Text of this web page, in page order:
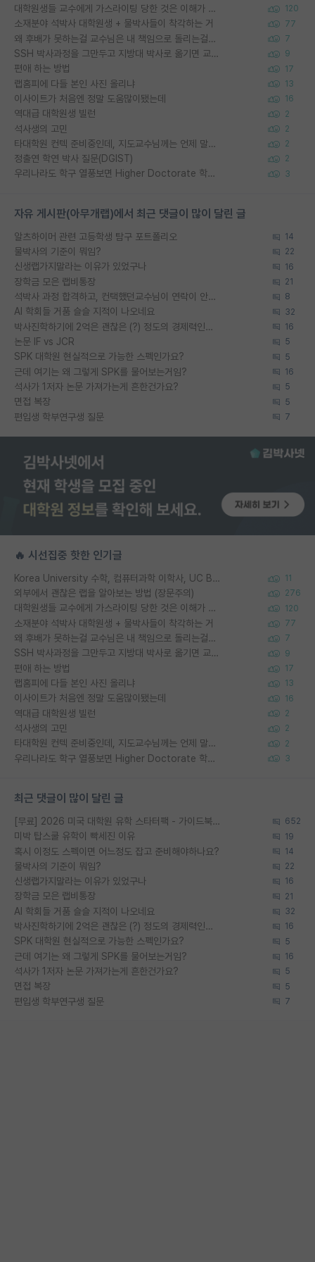
대학원생들 교수에게 가스라이팅 당한 것은 이해가 갑니다. 안타깝네요. 120
소재분야 석박사 대학원생 + 물박사들이 착각하는 거 77
왜 후배가 못하는걸 교수님은 내 책임으로 돌리는걸까요? 7
SSH 박사과정을 그만두고 지방대 박사로 옮기면 교수의 꿈은 끝일까요? 9
편애 하는 방법 17
랩홈피에 다들 본인 사진 올리냐 13
이사이트가 처음엔 정말 도움많이됐는데 16
역대급 대학원생 빌런 2
석사생의 고민 2
타대학원 컨텍 준비중인데, 지도교수님께는 언제 말씀드려야 할까요? 2
정출연 학연 박사 질문(DGIST) 2
우리나라도 학구 열풍보면 Higher Doctorate 학위가 필요하다고 봅니다. 3
자유 게시판(아무개랩)에서 최근 댓글이 많이 달린 글
알츠하이머 관련 고등학생 탐구 포트폴리오 14
물박사의 기준이 뭐임? 22
신생랩가지말라는 이유가 있었구나 16
장학금 모은 랩비통장 21
석박사 과정 합격하고, 컨택했던교수님이 연락이 안됩니다... 8
AI 학회들 거품 슬슬 지적이 나오네요 32
박사진학하기에 2억은 괜찮은 (?) 정도의 경제력인가요 16
논문 IF vs JCR 5
SPK 대학원 현실적으로 가능한 스펙인가요? 5
근데 여기는 왜 그렇게 SPK를 물어보는거임? 16
석사가 1저자 논문 가져가는게 흔한건가요? 5
면접 복장 5
편입생 학부연구생 질문 7
🔥 시선집중 핫한 인기글
Korea University 수학, 컴퓨터과학 이학사, UC Berkeley 산업공학 대학원 공학박사가 되는 것은 쉽지 않겠죠? 11
외부에서 괜찮은 랩을 알아보는 방법 (장문주의) 276
대학원생들 교수에게 가스라이팅 당한 것은 이해가 갑니다. 안타깝네요. 120
소재분야 석박사 대학원생 + 물박사들이 착각하는 거 77
왜 후배가 못하는걸 교수님은 내 책임으로 돌리는걸까요? 7
SSH 박사과정을 그만두고 지방대 박사로 옮기면 교수의 꿈은 끝일까요? 9
편애 하는 방법 17
랩홈피에 다들 본인 사진 올리냐 13
이사이트가 처음엔 정말 도움많이됐는데 16
역대급 대학원생 빌런 2
석사생의 고민 2
타대학원 컨텍 준비중인데, 지도교수님께는 언제 말씀드려야 할까요? 2
우리나라도 학구 열풍보면 Higher Doctorate 학위가 필요하다고 봅니다. 3
최근 댓글이 많이 달린 글
[무료] 2026 미국 대학원 유학 스타터팩 - 가이드북 & 합격자 컨택메일 템플릿 652
미박 탑스쿨 유학이 빡세진 이유 19
혹시 이정도 스펙이면 어느정도 잡고 준비해야하나요? 14
물박사의 기준이 뭐임? 22
신생랩가지말라는 이유가 있었구나 16
장학금 모은 랩비통장 21
AI 학회들 거품 슬슬 지적이 나오네요 32
박사진학하기에 2억은 괜찮은 (?) 정도의 경제력인가요 16
SPK 대학원 현실적으로 가능한 스펙인가요? 5
근데 여기는 왜 그렇게 SPK를 물어보는거임? 16
석사가 1저자 논문 가져가는게 흔한건가요? 5
면접 복장 5
편입생 학부연구생 질문 7